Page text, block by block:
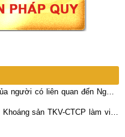
người có liên quan đến Người
sản TKV-CTCP làm việc